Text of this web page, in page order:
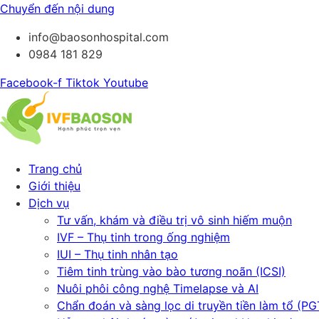
Chuyển đến nội dung
info@baosonhospital.com
0984 181 829
Facebook-f Tiktok Youtube
Trang chủ
Giới thiệu
Dịch vụ
Tư vấn, khám và điều trị vô sinh hiếm muộn
IVF – Thụ tinh trong ống nghiệm
IUI – Thụ tinh nhân tạo
Tiêm tinh trùng vào bào tương noãn (ICSI)
Nuôi phôi công nghệ Timelapse và AI
Chẩn đoán và sàng lọc di truyền tiền làm tổ